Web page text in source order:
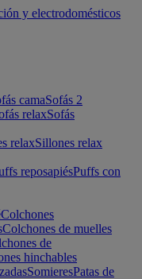
camaSofás 2
relaxSofás
relaxSillones relax
reposapiésPuffs con
Colchones
Colchones de muelles
de
hinchables
SomieresPatas de